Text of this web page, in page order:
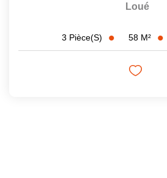
Loué
3 Pièce(s) 58 M²